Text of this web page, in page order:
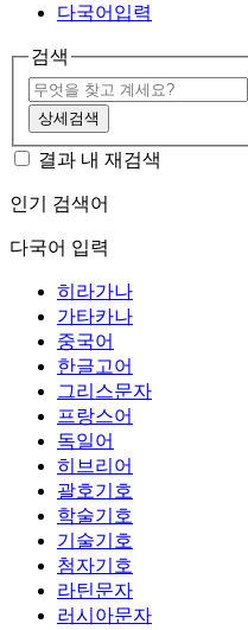
다국어입력
검색
상세검색
결과 내 재검색
인기 검색어
다국어 입력
히라가나
가타카나
중국어
한글고어
그리스문자
프랑스어
독일어
히브리어
괄호기호
학술기호
기술기호
첨자기호
라틴문자
러시아문자